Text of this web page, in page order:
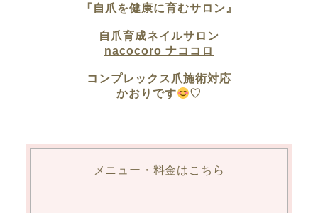
『自爪を健康に育むサロン』
自爪育成ネイルサロン
nacocoro ナココロ
コンプレックス爪施術対応
かおりです
♡
メニュー・料金はこちら